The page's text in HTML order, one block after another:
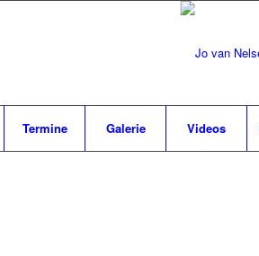
Termine Galerie Videos